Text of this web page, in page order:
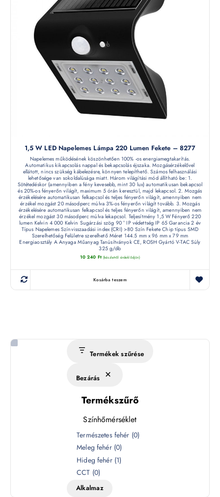
1,5 W LED Napelemes Lámpa 220 Lumen Fekete – 8277
Napelemes működésének köszönhetően 100% -os energiamegtakarítás.
Automatikus kikapcsolás nappal és bekapcsolás éjszaka. Mozgásérzékelővel
ellátott, nincs szükség kábelezésre, könnyen telepíthető. Számos felhasználási
lehetősége van sokoldalúsága miatt. Három világítási mód állítható be: 1.
Sötétedéskor (amennyiben a fény kevesebb, mint 30 lux) automatikusan bekapcsol
és 20%-os fényerőn világít, maximum 5 órán keresztül, majd lekapcsol. 2. Mozgás
érzékelésére automatikusan felkapcsol és teljes fényerőn világít, amennyiben nem
érzékel mozgást 20 másodperc múlva 3%-os fényerőn világít tovább. 3. Mozgás
érzékelésére automatikusan felkapcsol és teljes fényerőn világít, amennyiben nem
érzékel mozgást 30 másodperc múlva lekapcsol. Teljesítmény 1,5 W Fényerő 220
lumen Kelvin 4 000 Kelvin Sugárzási szög 90 ° IP védettség IP 65 Garancia 2 év
Típus Napelemes Színvisszaadási index (CRI) >80 Szín Fekete Chip típus SMD
Szerelhetőség Felületre szerelhető Méret 144.5 mm x 96 mm x 79 mm
Energiaosztály A Anyaga Műanyag Tanúsítványok CE, ROSH Gyártó V-TAC Súly
325 g/db
10 240 Ft (készletről érdeklődjön)
Kosárba teszem
Termékek szűrése
Bezárás
Termékszűrő
Színhőmérséklet
Természetes fehér (0)
Meleg fehér (0)
Hideg fehér (1)
CCT (0)
Alkalmaz